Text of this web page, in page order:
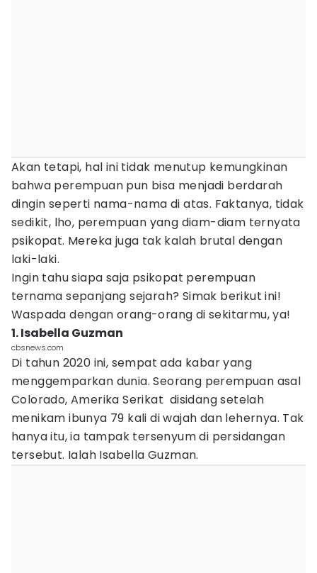
Akan tetapi, hal ini tidak menutup kemungkinan
bahwa perempuan pun bisa menjadi berdarah
dingin seperti nama-nama di atas. Faktanya, tidak
sedikit, lho, perempuan yang diam-diam ternyata
psikopat. Mereka juga tak kalah brutal dengan
laki-laki.
Ingin tahu siapa saja psikopat perempuan
ternama sepanjang sejarah? Simak berikut ini!
Waspada dengan orang-orang di sekitarmu, ya!
1. Isabella Guzman
cbsnews.com
Di tahun 2020 ini, sempat ada kabar yang
menggemparkan dunia. Seorang perempuan asal
Colorado, Amerika Serikat disidang setelah
menikam ibunya 79 kali di wajah dan lehernya. Tak
hanya itu, ia tampak tersenyum di persidangan
tersebut. Ialah Isabella Guzman.